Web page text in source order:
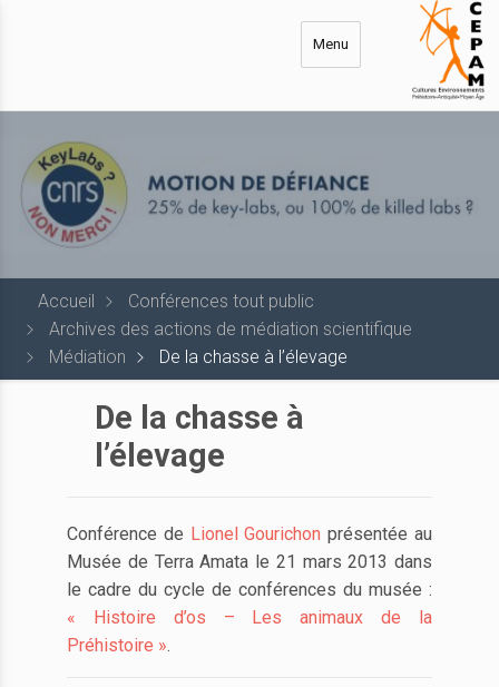
Menu
Accueil
Conférences tout public
Archives des actions de médiation scientifique
Médiation
De la chasse à l’élevage
De la chasse à
l’élevage
Conférence de Lionel Gourichon présentée au
Musée de Terra Amata le 21 mars 2013 dans
le cadre du cycle de conférences du musée :
« Histoire d’os – Les animaux de la
Préhistoire ».